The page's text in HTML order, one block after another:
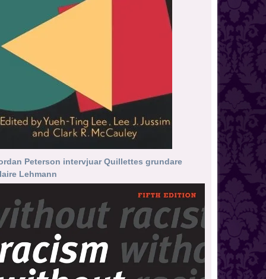
Peterson intervjuar Quillettes grundare
Lehmann